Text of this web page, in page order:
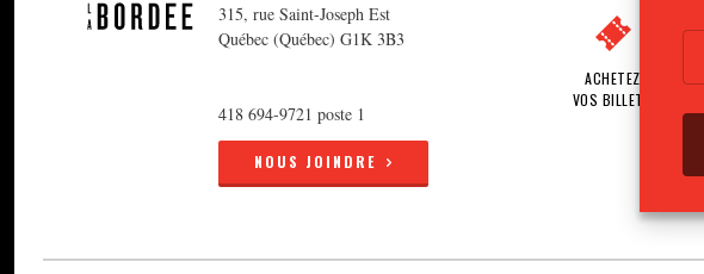
315, rue Saint-Joseph Est
Québec (Québec) G1K 3B3
418 694-9721 poste 1
NOUS JOINDRE
ACHETEZ
VOS BILLETS